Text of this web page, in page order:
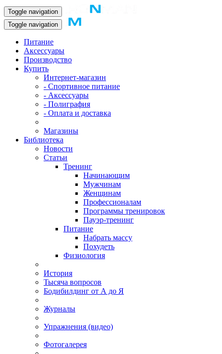
Toggle navigation
Toggle navigation
Питание
Аксессуары
Производство
Купить
Интернет-магазин
- Спортивное питание
- Аксессуары
- Полиграфия
- Оплата и доставка
Магазины
Библиотека
Новости
Статьи
Тренинг
Начинающим
Мужчинам
Женщинам
Профессионалам
Программы тренировок
Пауэр-тренинг
Питание
Набрать массу
Похудеть
Физиология
История
Тысяча вопросов
Бодибилдинг от А до Я
Журналы
Упражнения (видео)
Фотогалерея